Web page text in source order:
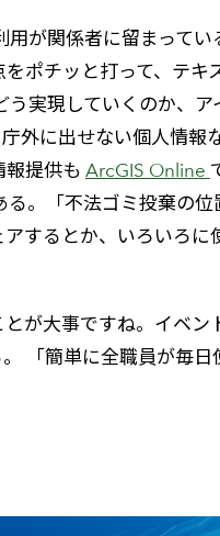
が関係者に留まって
ポチッと打って、テ
実現していくのか、
外に出せない個人情報
報提供も ArcGIS Online
。「不法ゴミ投棄の
するとか、いろいろ
大事ですね。イベン
「簡単に全職員が毎